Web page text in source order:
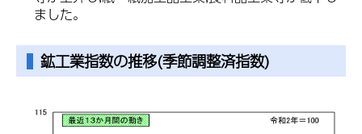
ました。
鉱工業指数の推移(季節調整済指数)